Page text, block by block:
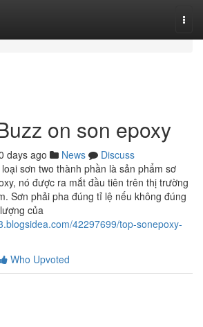
on son epoxy
days ago News
Discuss
sơn two thành phần là sản phẩm sơ
nó được ra mắt đầu tiên trên thị trường
Sơn phải pha đúng tỉ lệ nếu không đúng
của
42297699/top-sonepoxy-
Who Upvoted